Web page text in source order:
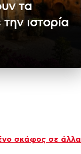
τα
ιστορία
σκάφος σε άλλα